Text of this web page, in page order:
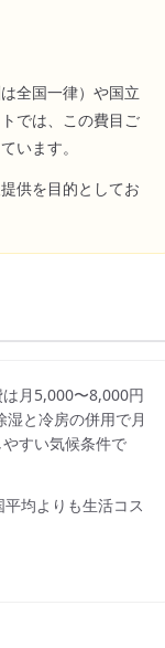
全国一律）や国立
では、この費目ご
います。
供を目的としてお
月5,000〜8,000円
と冷房の併用で月
すい気候条件で
平均よりも生活コス